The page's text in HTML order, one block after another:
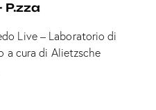
P.zza
Live – Laboratorio di
a cura di Alietzsche